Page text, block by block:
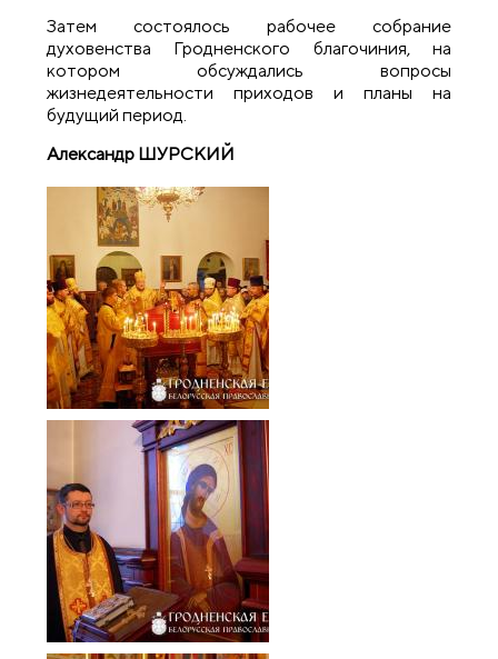
Затем состоялось рабочее собрание
духовенства Гродненского благочиния, на
котором обсуждались вопросы
жизнедеятельности приходов и планы на
будущий период.
Александр ШУРСКИЙ